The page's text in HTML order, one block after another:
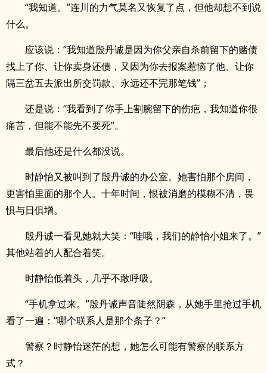
“我知道。”连川的力气莫名又恢复了点，但他却想不到说
什么。
应该说：“我知道殷丹诚是因为你父亲自杀前留下的赌债
找上了你、让你卖身还债，又因为你去报案惹恼了他、让你
隔三岔五去派出所交罚款、永远还不完那笔钱”；
还是说：“我看到了你手上割腕留下的伤疤，我知道你很
痛苦，但能不能先不要死”。
最后他还是什么都没说。
时静怡又被叫到了殷丹诚的办公室。她害怕那个房间，
更害怕里面的那个人。十年时间，恨被消磨的模糊不清，畏
惧与日俱增。
殷丹诚一看见她就大笑：“哇哦，我们的静怡小姐来了。”
其他站着的人配合着笑。
时静怡低着头，几乎不敢呼吸。
“手机拿过来。”殷丹诚声音陡然阴森，从她手里抢过手机
看了一遍：“哪个联系人是那个条子？”
警察？时静怡迷茫的想，她怎么可能有警察的联系方
式？